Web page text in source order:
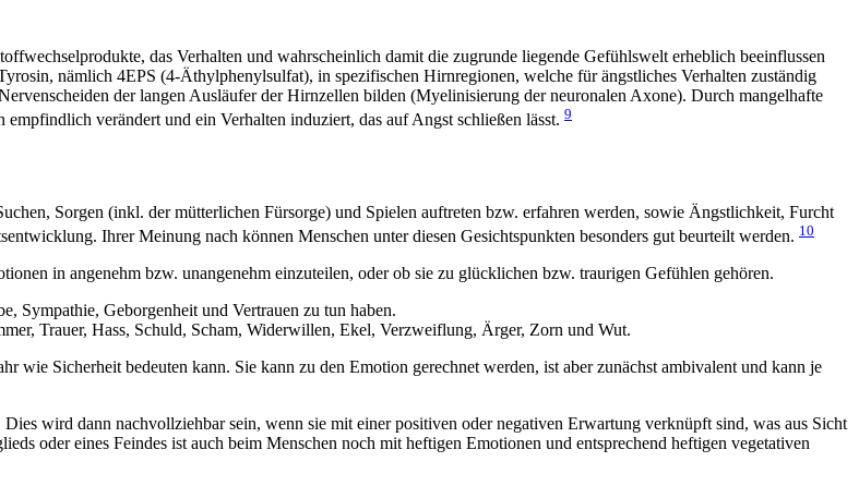
das Verhalten und wahrscheinlich damit die zugrunde liegende Gefühlswelt erheblich beeinflussen
nämlich 4EPS (4-Äthylphenylsulfat), in spezifischen Hirnregionen, welche für ängstliches Verhalten zuständig
der langen Ausläufer der Hirnzellen bilden (Myelinisierung der neuronalen Axone). Durch mangelhafte
verändert und ein Verhalten induziert, das auf Angst schließen lässt. 9
Sorgen (inkl. der mütterlichen Fürsorge) und Spielen auftreten bzw. erfahren werden, sowie Ängstlichkeit, Furcht
Ihrer Meinung nach können Menschen unter diesen Gesichtspunkten besonders gut beurteilt werden. 10
in angenehm bzw. unangenehm einzuteilen, oder ob sie zu glücklichen bzw. traurigen Gefühlen gehören.
Sympathie, Geborgenheit und Vertrauen zu tun haben.
Trauer, Hass, Schuld, Scham, Widerwillen, Ekel, Verzweiflung, Ärger, Zorn und Wut.
wie Sicherheit bedeuten kann. Sie kann zu den Emotion gerechnet werden, ist aber zunächst ambivalent und kann je
wird dann nachvollziehbar sein, wenn sie mit einer positiven oder negativen Erwartung verknüpft sind, was aus Sicht
oder eines Feindes ist auch beim Menschen noch mit heftigen Emotionen und entsprechend heftigen vegetativen